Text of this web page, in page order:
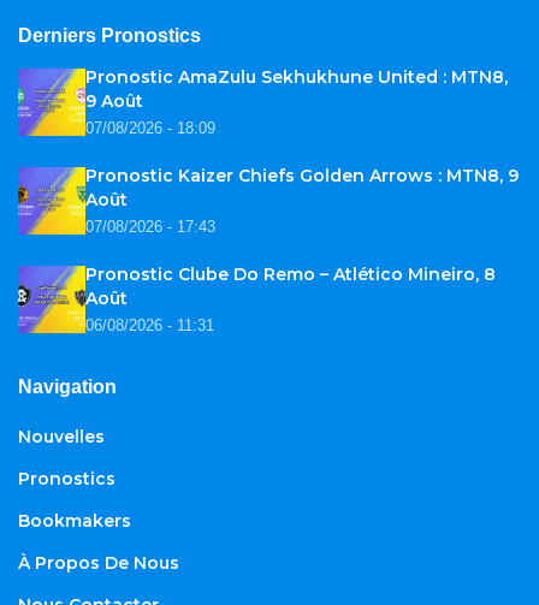
Derniers Pronostics
Pronostic AmaZulu Sekhukhune United : MTN8,
9 Août
07/08/2026 - 18:09
Pronostic Kaizer Chiefs Golden Arrows : MTN8, 9
Août
07/08/2026 - 17:43
Pronostic Clube Do Remo – Atlético Mineiro, 8
Août
06/08/2026 - 11:31
Navigation
Nouvelles
Pronostics
Bookmakers
À Propos De Nous